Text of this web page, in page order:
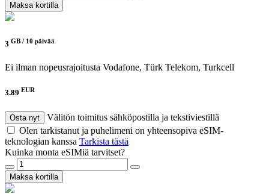
Maksa kortilla
3 GB / 10 päivää
Ei ilman nopeusrajoitusta Vodafone, Türk Telekom, Turkcell
3.89 EUR
Osta nyt
Välitön toimitus sähköpostilla ja tekstiviestillä
Olen tarkistanut ja puhelimeni on yhteensopiva eSIM-
teknologian kanssa Tarkista tästä
Kuinka monta eSIMiä tarvitset?
Maksa kortilla